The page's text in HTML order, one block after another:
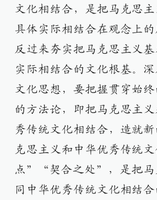
文化相结合，是把马克思
具体实际相结合在观念上
反过来夯实把马克思主义
实际相结合的文化根基。
文化思想，要把握贯穿始
的方法论，即把马克思主
秀传统文化相结合，造就
克思主义和中华优秀传统
点”“契合之处”，是把马
同中华优秀传统文化相结